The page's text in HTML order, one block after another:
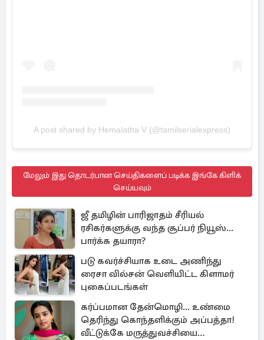
A post shared by Hemalatha V (@tamilserialexpress)
மேலும் இது தொடர்பான செய்திகளைப் படிக்க இங்கே கிளிக்
செய்யவும்
ஜீ தமிழின் பாரிஜாதம் சீரியல்
ரசிகர்களுக்கு வந்த சூப்பர் நியூஸ்...
பார்க்க தயாரா?
படு கவர்ச்சியாக உடை அணிந்து
ரைசா வில்சன் வெளியிட்ட கிளாமர்
புகைப்படங்கள்
கர்ப்பமான தேன்மொழி... உண்மை
தெரிந்து கொந்தளிக்கும் அப்பத்தா!
வீட்டுக்கே மருத்துவச்சியை